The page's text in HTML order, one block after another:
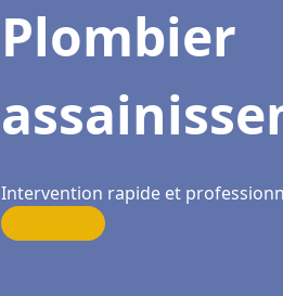
Plombier
Intervention rapide et